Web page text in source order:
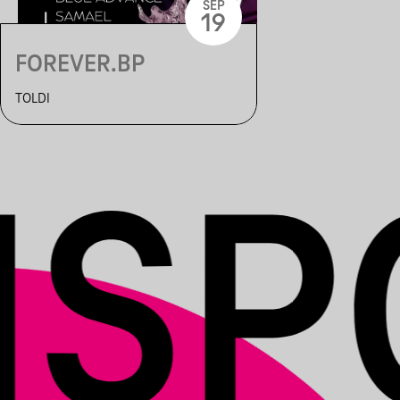
FOREVER.BP
TOLDI
SEP
19